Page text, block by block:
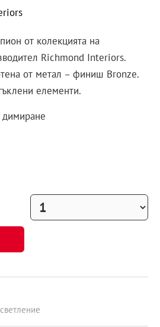
от колекцията на
Richmond Interiors.
от метал – финиш Bronze.
елементи.
димиране